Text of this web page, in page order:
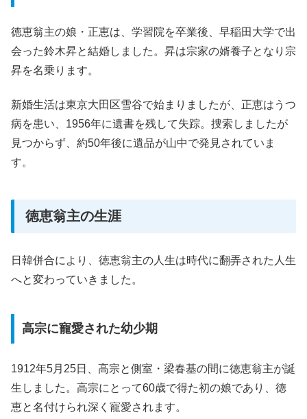
徳恵翁主の娘・正恵は、学習院を卒業後、早稲田大学で出
会った鈴木昇と結婚しました。昇は宗家の婿養子となり宗
昇を名乗ります。
新婚生活は東京大田区雪谷で始まりましたが、正恵はうつ
病を患い、1956年に遺書を残して失踪。捜索しましたが
見つからず、約50年後に遺品が山中で発見されていま
す。
徳恵翁主の生涯
日韓併合により、徳恵翁主の人生は時代に翻弄された人生
へと変わっていきました。
高宗に寵愛された幼少期
1912年5月25日、高宗と側室・梁春基の間に徳恵翁主が誕
生しました。高宗にとって60歳で得た初の娘であり、徳
恵と名付けられ深く寵愛されます。